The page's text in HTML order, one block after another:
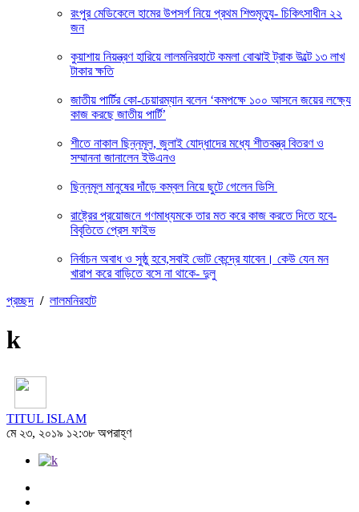
রংপুর মেডিকেলে হামের উপসর্গ নিয়ে প্রথম শিশুমৃত্যু- চিকিৎসাধীন ২২
জন
কুয়াশায় নিয়ন্ত্রণ হারিয়ে লালমনিরহাটে কমলা বোঝাই ট্রাক উল্টে ১৩ লাখ
টাকার ক্ষতি
জাতীয় পার্টির কো-চেয়ারম্যান বলেন ‘কমপক্ষে ১০০ আসনে জয়ের লক্ষ্যে
কাজ করছে জাতীয় পার্টি’
শীতে নাকাল ছিন্নমূল, জুলাই যোদ্ধাদের মধ্যে শীতবস্ত্র বিতরণ ও
সম্মাননা জানালেন ইউএনও
ছিন্নমূল মানুষের দাঁড়ে কম্বল নিয়ে ছুটে গেলেন ডিসি
রাষ্ট্রের প্রয়োজনে গণমাধ্যমকে তার মত করে কাজ করতে দিতে হবে-
বিবৃতিতে প্রেস ফাইভ
নির্বাচন অবাধ ও সুষ্ঠু হবে,সবাই ভোট কেন্দ্রে যাবেন। কেউ যেন মন
খারাপ করে বাড়িতে বসে না থাকে- দুলু
প্রচ্ছদ / লালমনিরহাট
k
TITUL ISLAM
মে ২৩, ২০১৯ ১২:৩৮ অপরাহ্ণ